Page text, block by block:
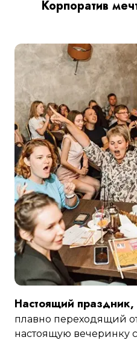
Корпоратив
Настоящий праздник,
плавно переходящий
настоящую вечеринку